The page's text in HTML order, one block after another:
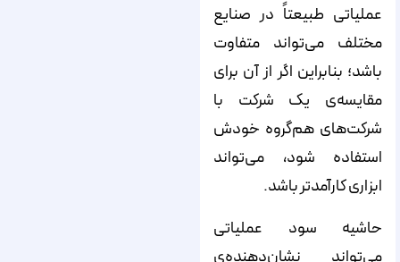
عملیاتی طبیعتاً در صنایع
مختلف می‌تواند متفاوت
باشد؛ بنابراین اگر از آن برای
مقایسه‌ی یک شرکت با
شرکت‌های هم‌گروه خودش
استفاده شود، می‌تواند
ابزاری کارآمدتر باشد.
حاشیه سود عملیاتی